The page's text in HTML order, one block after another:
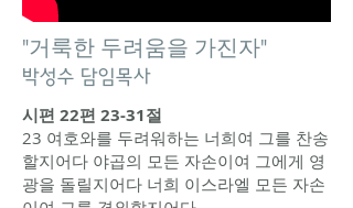
"거룩한 두려움을 가진자"
박성수 담임목사
시편 22편 23-31절
23 여호와를 두려워하는 너희여 그를 찬송
할지어다 야곱의 모든 자손이여 그에게 영
광을 돌릴지어다 너희 이스라엘 모든 자손